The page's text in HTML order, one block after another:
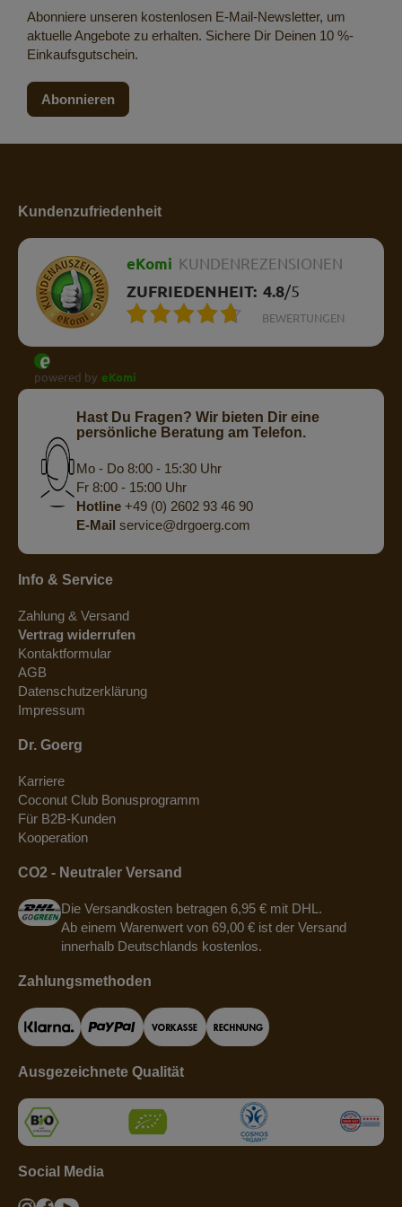
Abonniere unseren kostenlosen E-Mail-Newsletter, um
aktuelle Angebote zu erhalten. Sichere Dir Deinen 10 %-
Einkaufsgutschein.
Abonnieren
Kundenzufriedenheit
eKomi KUNDENREZENSIONEN
ZUFRIEDENHEIT: 4.8/5
BEWERTUNGEN
powered by eKomi
Hast Du Fragen? Wir bieten Dir eine
persönliche Beratung am Telefon.
Mo - Do 8:00 - 15:30 Uhr
Fr 8:00 - 15:00 Uhr
Hotline +49 (0) 2602 93 46 90
E-Mail service@drgoerg.com
Info & Service
Zahlung & Versand
Vertrag widerrufen
Kontaktformular
AGB
Datenschutzerklärung
Impressum
Dr. Goerg
Karriere
Coconut Club Bonusprogramm
Für B2B-Kunden
Kooperation
CO2 - Neutraler Versand
Die Versandkosten betragen 6,95 € mit DHL.
Ab einem Warenwert von 69,00 € ist der Versand
innerhalb Deutschlands kostenlos.
Zahlungsmethoden
Ausgezeichnete Qualität
Social Media